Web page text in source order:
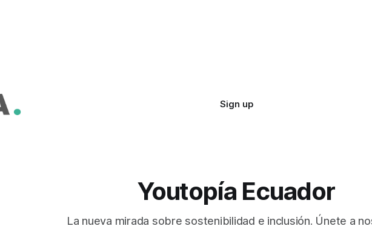
Sign up
Youtopía Ecuador
La nueva mirada sobre sostenibilidad e inclusión. Únete a